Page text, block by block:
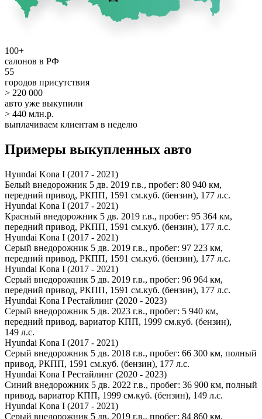
100+
салонов в РФ
55
городов присутствия
> 220 000
авто уже выкупили
> 440 млн.р.
выплачиваем клиентам в неделю
Примеры выкупленных авто
Hyundai Kona I (2017 - 2021)
Белый внедорожник 5 дв. 2019 г.в., пробег: 80 940 км,
передний привод, РКПП, 1591 см.куб. (бензин), 177 л.с.
Hyundai Kona I (2017 - 2021)
Красный внедорожник 5 дв. 2019 г.в., пробег: 95 364 км,
передний привод, РКПП, 1591 см.куб. (бензин), 177 л.с.
Hyundai Kona I (2017 - 2021)
Серый внедорожник 5 дв. 2019 г.в., пробег: 97 223 км,
передний привод, РКПП, 1591 см.куб. (бензин), 177 л.с.
Hyundai Kona I (2017 - 2021)
Серый внедорожник 5 дв. 2019 г.в., пробег: 96 964 км,
передний привод, РКПП, 1591 см.куб. (бензин), 177 л.с.
Hyundai Kona I Рестайлинг (2020 - 2023)
Серый внедорожник 5 дв. 2023 г.в., пробег: 5 940 км,
передний привод, вариатор КПП, 1999 см.куб. (бензин),
149 л.с.
Hyundai Kona I (2017 - 2021)
Серый внедорожник 5 дв. 2018 г.в., пробег: 66 300 км, полный
привод, РКПП, 1591 см.куб. (бензин), 177 л.с.
Hyundai Kona I Рестайлинг (2020 - 2023)
Синий внедорожник 5 дв. 2022 г.в., пробег: 36 900 км, полный
привод, вариатор КПП, 1999 см.куб. (бензин), 149 л.с.
Hyundai Kona I (2017 - 2021)
Серый внедорожник 5 дв. 2019 г.в., пробег: 84 860 км,